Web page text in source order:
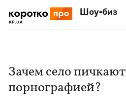
Шоу-биз
Зачем село пичкают
порнографией?